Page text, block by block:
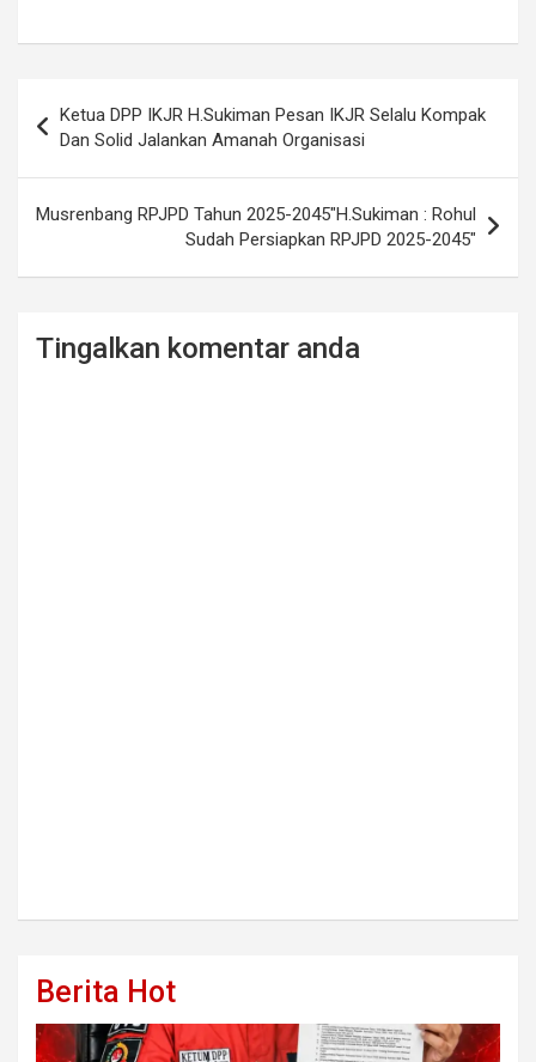
navigation
Ketua DPP IKJR H.Sukiman Pesan IKJR Selalu Kompak
Dan Solid Jalankan Amanah Organisasi
Musrenbang RPJPD Tahun 2025-2045″H.Sukiman : Rohul
Sudah Persiapkan RPJPD 2025-2045″
Tingalkan komentar anda
Berita Hot